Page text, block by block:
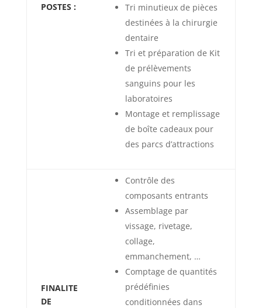
POSTES :
Tri minutieux de pièces
destinées à la chirurgie
dentaire
Tri et préparation de Kit
de prélèvements
sanguins pour les
laboratoires
Montage et remplissage
de boîte cadeaux pour
des parcs d’attractions
FINALITE
DE
Contrôle des
composants entrants
Assemblage par
vissage, rivetage,
collage,
emmanchement, …
Comptage de quantités
prédéfinies
conditionnées dans